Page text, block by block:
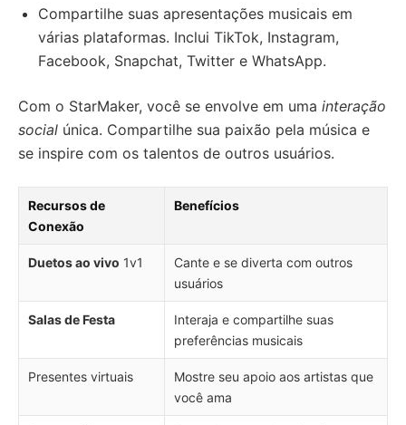
Compartilhe suas apresentações musicais em
várias plataformas. Inclui TikTok, Instagram,
Facebook, Snapchat, Twitter e WhatsApp.
Com o StarMaker, você se envolve em uma interação
social única. Compartilhe sua paixão pela música e
se inspire com os talentos de outros usuários.
Recursos de
Conexão
Benefícios
Duetos ao vivo 1v1
Cante e se diverta com outros
usuários
Salas de Festa
Interaja e compartilhe suas
preferências musicais
Presentes virtuais
Mostre seu apoio aos artistas que
você ama